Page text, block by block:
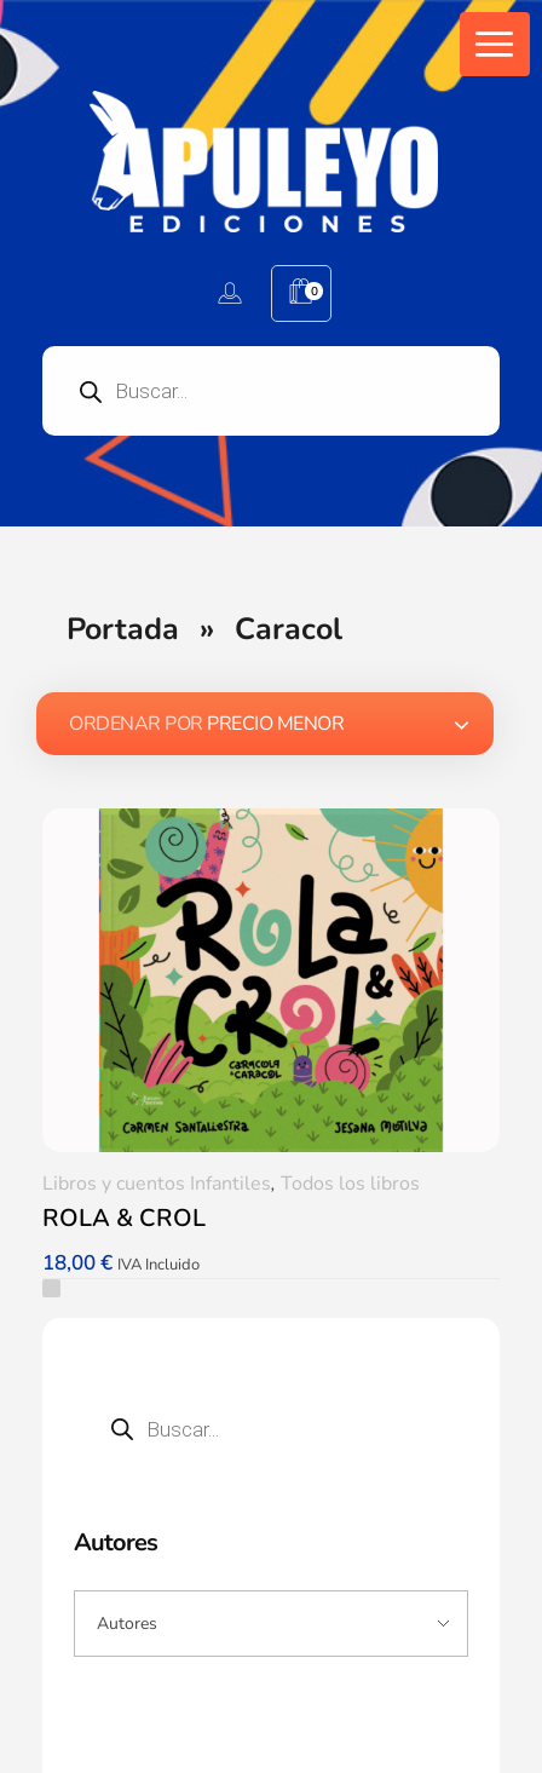
0
Portada » Caracol
ORDENAR POR PRECIO MENOR
ROLA & CROL
18,00€ IVA Incluido
Libros y cuentos Infantiles, Todos los libros
Autores